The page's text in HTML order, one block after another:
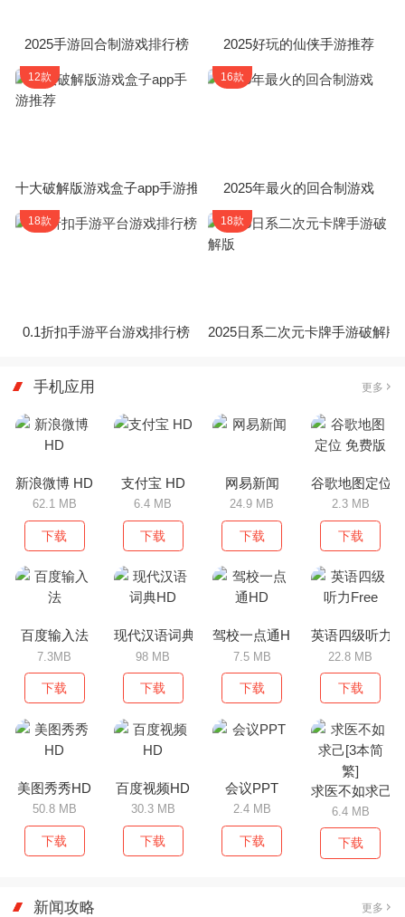
2025手游回合制游戏排行榜 2025好玩的仙侠手游推荐
十大破解版游戏盒子app手游推荐
12款
2025年最火的回合制游戏
16款
0.1折扣手游平台游戏排行榜
18款
2025日系二次元卡牌手游破解版
18款
手机应用 更多
新浪微博 HD
62.1 MB
下载
支付宝 HD
6.4 MB
下载
网易新闻
24.9 MB
下载
谷歌地图定位
2.3 MB
下载
百度输入法
7.3MB
下载
现代汉语词典HD
98 MB
下载
驾校一点通HD
7.5 MB
下载
英语四级听力
22.8 MB
下载
美图秀秀HD
50.8 MB
下载
百度视频HD
30.3 MB
下载
会议PPT
2.4 MB
下载
求医不如求己
6.4 MB
下载
新闻攻略 更多